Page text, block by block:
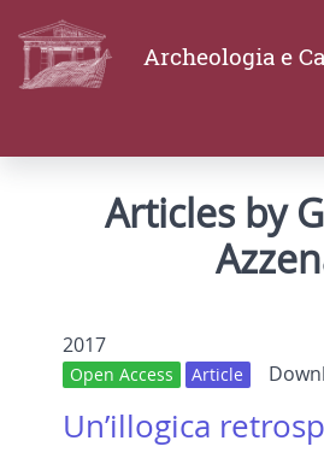
Archeologia e
Articles by
2017
Open Access Article
Un’illogica